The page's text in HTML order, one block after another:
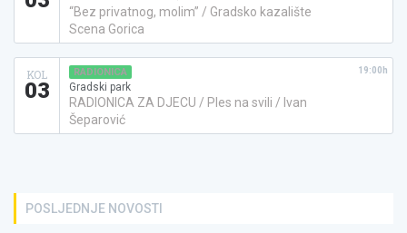
“Bez privatnog, molim” / Gradsko kazalište
Scena Gorica
KOL
03
RADIONICA
Gradski park
RADIONICA ZA DJECU / Ples na svili / Ivan
Šeparović
19:00h
POSLJEDNJE NOVOSTI